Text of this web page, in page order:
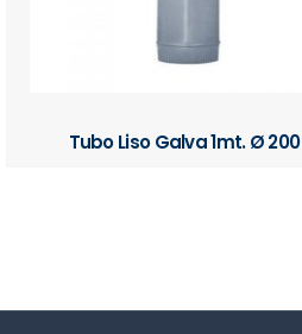
Tubo Liso Galva 1mt. Ø 200